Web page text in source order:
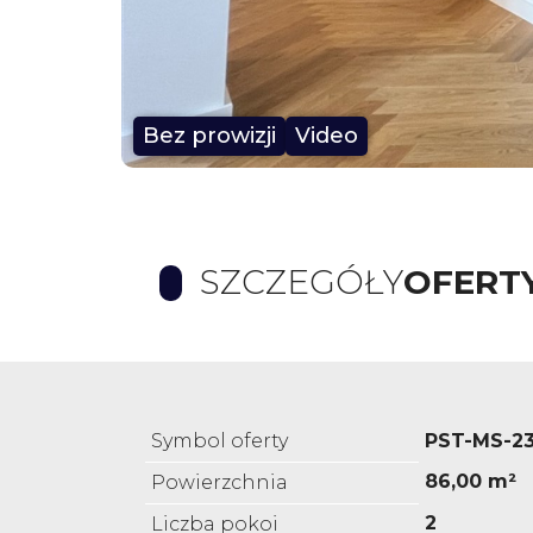
Bez prowizji Video
SZCZEGÓŁY
Symbol oferty
PST-MS-
Powierzchnia
86,00 m²
Liczba pokoi
2